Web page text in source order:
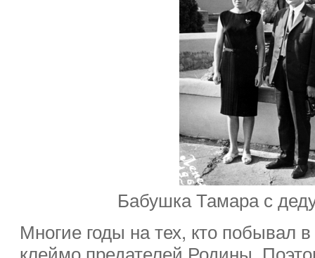
Бабушка Тамара с
Многие годы на тех, кто побывал
клеймо предателей Родины.